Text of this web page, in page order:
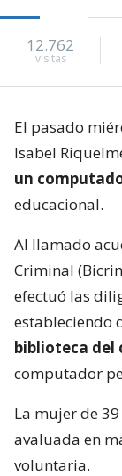
12.762
visitas
El pasado
Isabel
un
educacional.
Al llamado
Criminal
efectuó las
estableciendo
biblioteca del
computador
La mujer de
avaluada en
voluntaria.